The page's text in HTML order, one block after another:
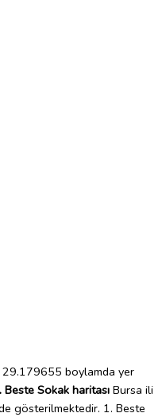
boylamda yer
Beste Sokak haritası Bursa ili
gösterilmektedir. 1. Beste